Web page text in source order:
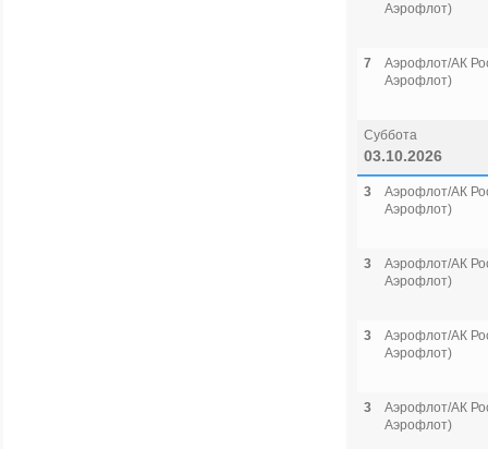
Аэрофлот)
7
Аэрофлот/АК
Аэрофлот)
Суббота
03.10.2026
3
Аэрофлот/АК
Аэрофлот)
3
Аэрофлот/АК
Аэрофлот)
3
Аэрофлот/АК
Аэрофлот)
3
Аэрофлот/АК
Аэрофлот)